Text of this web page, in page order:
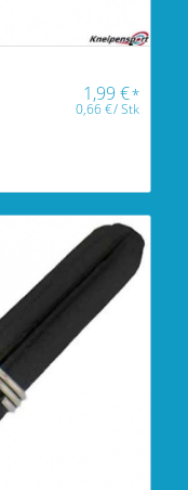
1,99€*
0,66€/Stk